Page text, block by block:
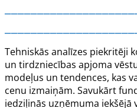
Tehniskās analīzes piekritēji
un tirdzniecības apjoma
modeļus un tendences, kas
cenu izmaiņām. Savukārt
iedziļinās uzņēmuma